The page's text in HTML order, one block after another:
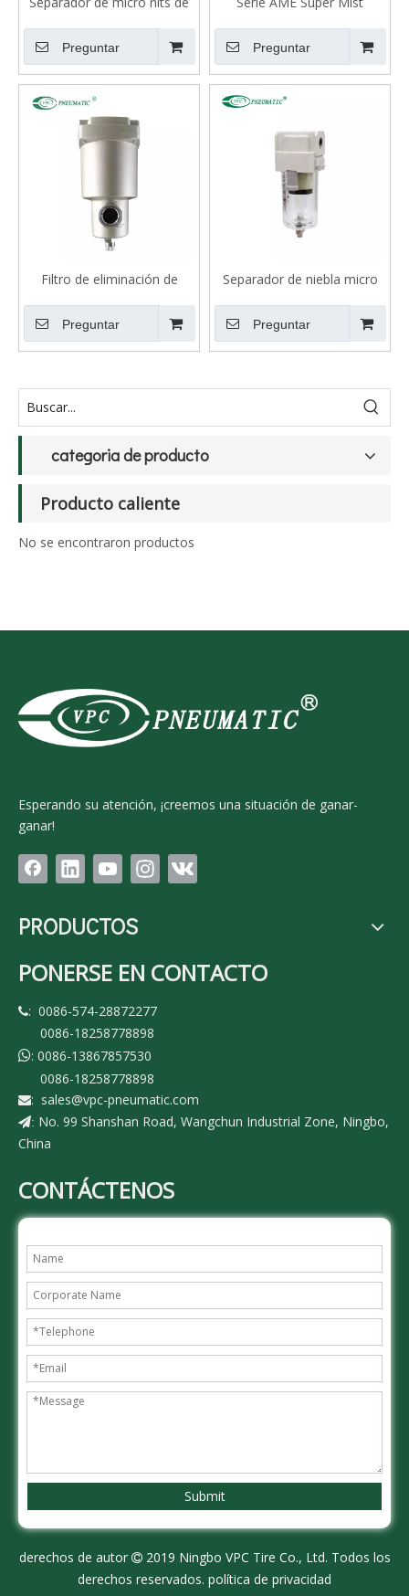
prefilter
Preguntar Preguntar
Filtro de eliminación de
Preguntar
Separador de niebla micro
Preguntar
categoria de producto
Producto caliente
No se encontraron productos
Esperando su atención, ¡creemos una situación de ganar-
ganar!
PRODUCTOS
PONERSE EN CONTACTO
: 0086-574-28872277
0086-18258778898
: 0086-13867857530
0086-18258778898
: sales@vpc-pneumatic.com
: No. 99 Shanshan Road, Wangchun Industrial Zone, Ningbo,
China
CONTÁCTENOS
Submit
derechos de autor 2019 Ningbo VPC Tire Co., Ltd. Todos los
derechos reservados. política de privacidad